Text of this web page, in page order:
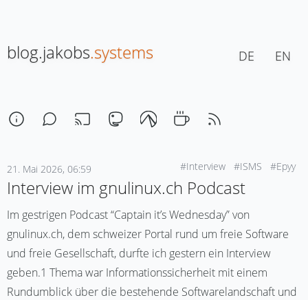
blog.jakobs.systems DE EN
#Interview #ISMS #Epyy
21. Mai 2026, 06:59
Interview im gnulinux.ch Podcast
Im gestrigen Podcast “Captain it’s Wednesday” von
gnulinux.ch, dem schweizer Portal rund um freie Software
und freie Gesellschaft, durfte ich gestern ein Interview
geben.1 Thema war Informationssicherheit mit einem
Rundumblick über die bestehende Softwarelandschaft und